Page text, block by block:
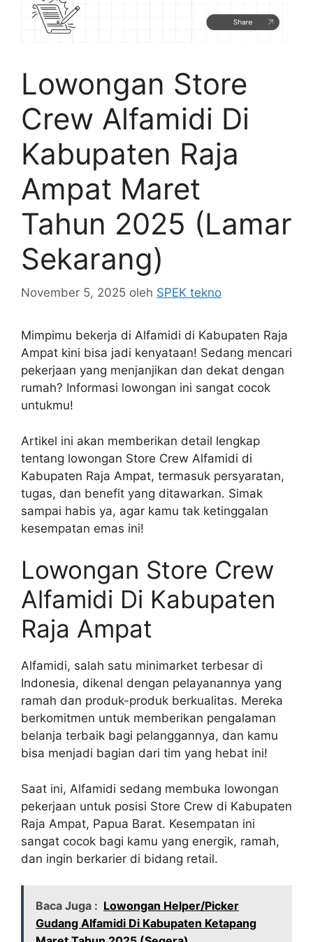
Lowongan Store
Crew Alfamidi Di
Kabupaten Raja
Ampat Maret
Tahun 2025 (Lamar
Sekarang)
November 5, 2025 oleh SPEK tekno
Mimpimu bekerja di Alfamidi di Kabupaten Raja
Ampat kini bisa jadi kenyataan! Sedang mencari
pekerjaan yang menjanjikan dan dekat dengan
rumah? Informasi lowongan ini sangat cocok
untukmu!
Artikel ini akan memberikan detail lengkap
tentang lowongan Store Crew Alfamidi di
Kabupaten Raja Ampat, termasuk persyaratan,
tugas, dan benefit yang ditawarkan. Simak
sampai habis ya, agar kamu tak ketinggalan
kesempatan emas ini!
Lowongan Store Crew
Alfamidi Di Kabupaten
Raja Ampat
Alfamidi, salah satu minimarket terbesar di
Indonesia, dikenal dengan pelayanannya yang
ramah dan produk-produk berkualitas. Mereka
berkomitmen untuk memberikan pengalaman
belanja terbaik bagi pelanggannya, dan kamu
bisa menjadi bagian dari tim yang hebat ini!
Saat ini, Alfamidi sedang membuka lowongan
pekerjaan untuk posisi Store Crew di Kabupaten
Raja Ampat, Papua Barat. Kesempatan ini
sangat cocok bagi kamu yang energik, ramah,
dan ingin berkarier di bidang retail.
Baca Juga : Lowongan Helper/Picker
Gudang Alfamidi Di Kabupaten Ketapang